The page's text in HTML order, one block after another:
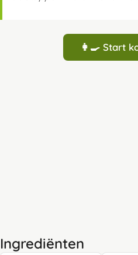
👩‍🍳 Start
Ingrediënten